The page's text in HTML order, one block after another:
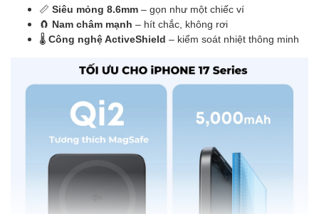
📏 Siêu mỏng 8.6mm – gọn như một chiếc ví
🧲 Nam châm mạnh – hít chắc, không rơi
🌡️ Công nghệ ActiveShield – kiểm soát nhiệt thông minh